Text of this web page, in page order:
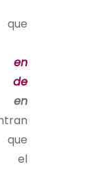
que
en
de
en
el